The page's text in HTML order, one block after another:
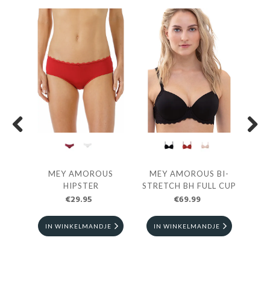
MEY AMOROUS
HIPSTER
€29.95
IN WINKELMANDJE
MEY AMOROUS BI-
STRETCH BH FULL CUP
€69.99
IN WINKELMANDJE